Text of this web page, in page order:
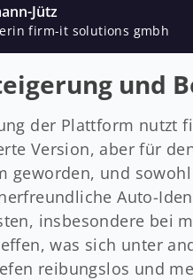
Jütz
firm-it solutions gmbh
und
der Plattform nutzt
Version, aber für
geworden, und
Auto-
insbesondere bei
was sich unter
reibungslos und